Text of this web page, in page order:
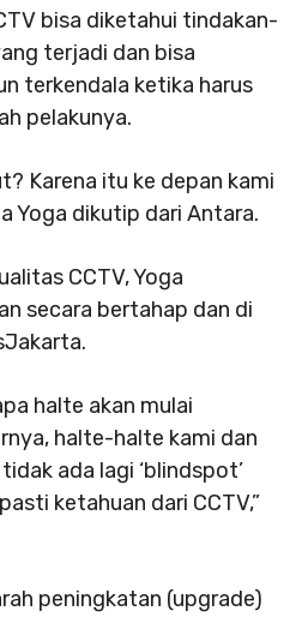
bisa diketahui tindakan-
terjadi dan bisa
terkendala ketika harus
pelakunya.
Karena itu ke depan kami
Yoga dikutip dari Antara.
CCTV, Yoga
secara bertahap dan di
halte akan mulai
halte-halte kami dan
ada lagi ‘blindspot’
ketahuan dari CCTV,”
peningkatan (upgrade)